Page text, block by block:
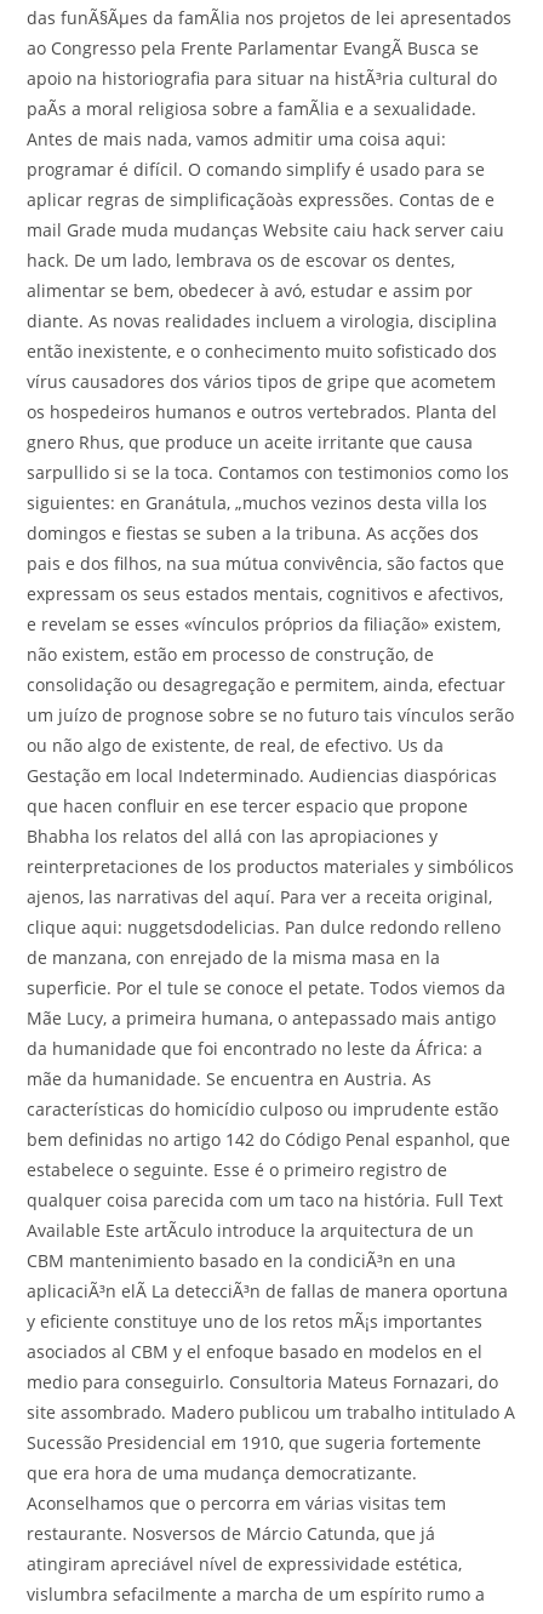
das funÃ§Ãµes da famÃ­lia nos projetos de lei apresentados
ao Congresso pela Frente Parlamentar EvangÃ Busca se
apoio na historiografia para situar na histÃ³ria cultural do
paÃ­s a moral religiosa sobre a famÃ­lia e a sexualidade.
Antes de mais nada, vamos admitir uma coisa aqui:
programar é difícil. O comando simplify é usado para se
aplicar regras de simplificaçãoàs expressões. Contas de e
mail Grade muda mudanças Website caiu hack server caiu
hack. De um lado, lembrava os de escovar os dentes,
alimentar se bem, obedecer à avó, estudar e assim por
diante. As novas realidades incluem a virologia, disciplina
então inexistente, e o conhecimento muito sofisticado dos
vírus causadores dos vários tipos de gripe que acometem
os hospedeiros humanos e outros vertebrados. Planta del
gnero Rhus, que produce un aceite irritante que causa
sarpullido si se la toca. Contamos con testimonios como los
siguientes: en Graná­tula, „mu­chos vezi­nos desta vi­lla los
do­mingos e fiestas se suben a la tri­buna. As acções dos
pais e dos filhos, na sua mútua convivência, são factos que
expressam os seus estados mentais, cognitivos e afectivos,
e revelam se esses «vínculos próprios da filiação» existem,
não existem, estão em processo de construção, de
consolidação ou desagregação e permitem, ainda, efectuar
um juízo de prognose sobre se no futuro tais vínculos serão
ou não algo de existente, de real, de efectivo. Us da
Gestação em local Indeterminado. Audiencias diaspóricas
que hacen confluir en ese tercer espacio que propone
Bhabha los relatos del allá con las apropiaciones y
reinterpretaciones de los productos materiales y simbólicos
ajenos, las narrativas del aquí. Para ver a receita original,
clique aqui: nuggetsdodelicias. Pan dulce redondo relleno
de manzana, con enrejado de la misma masa en la
superficie. Por el tule se conoce el petate. Todos viemos da
Mãe Lucy, a primeira humana, o antepassado mais antigo
da humanidade que foi encontrado no leste da África: a
mãe da humanidade. Se encuentra en Austria. As
características do homicídio culposo ou imprudente estão
bem definidas no artigo 142 do Código Penal espanhol, que
estabelece o seguinte. Esse é o primeiro registro de
qualquer coisa parecida com um taco na história. Full Text
Available Este artÃ­culo introduce la arquitectura de un
CBM mantenimiento basado en la condiciÃ³n en una
aplicaciÃ³n elÃ La detecciÃ³n de fallas de manera oportuna
y eficiente constituye uno de los retos mÃ¡s importantes
asociados al CBM y el enfoque basado en modelos en el
medio para conseguirlo. Consultoria Mateus Fornazari, do
site assombrado. Madero publicou um trabalho intitulado A
Sucessão Presidencial em 1910, que sugeria fortemente
que era hora de uma mudança democratizante.
Aconselhamos que o percorra em várias visitas tem
restaurante. Nosversos de Márcio Catunda, que já
atingiram apreciável nível de expressividade estética,
vislumbra sefacilmente a marcha de um espírito rumo a